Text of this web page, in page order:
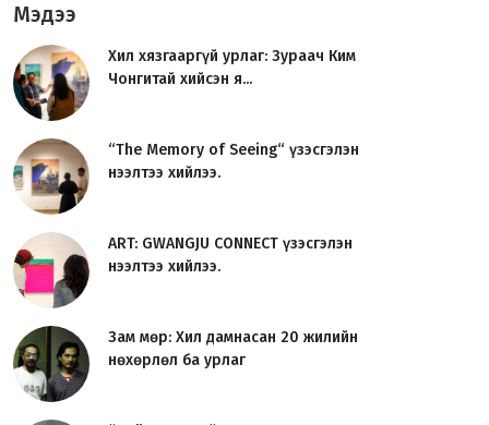
Мэдээ
Хил хязгааргүй урлаг: Зураач Ким
Чонгитай хийсэн я...
“The Memory of Seeing“ үзэсгэлэн
нээлтээ хийлээ.
ART: GWANGJU CONNECT үзэсгэлэн
нээлтээ хийлээ.
Зам мөр: Хил дамнасан 20 жилийн
нөхөрлөл ба урлаг